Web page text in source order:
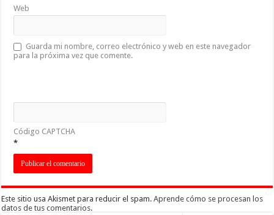
Web
Guarda mi nombre, correo electrónico y web en este navegador
para la próxima vez que comente.
Código CAPTCHA
*
Este sitio usa Akismet para reducir el spam.Aprende cómo se procesan los
datos de tus comentarios.